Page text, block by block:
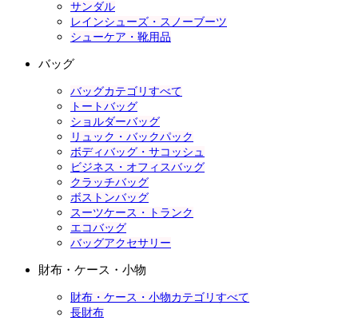
サンダル
レインシューズ・スノーブーツ
シューケア・靴用品
バッグ
バッグカテゴリすべて
トートバッグ
ショルダーバッグ
リュック・バックパック
ボディバッグ・サコッシュ
ビジネス・オフィスバッグ
クラッチバッグ
ボストンバッグ
スーツケース・トランク
エコバッグ
バッグアクセサリー
財布・ケース・小物
財布・ケース・小物カテゴリすべて
長財布